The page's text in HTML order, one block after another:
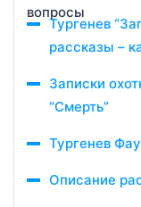
Тургенев
рассказы –
Записки
“Смерть”
Тургенев
Описание